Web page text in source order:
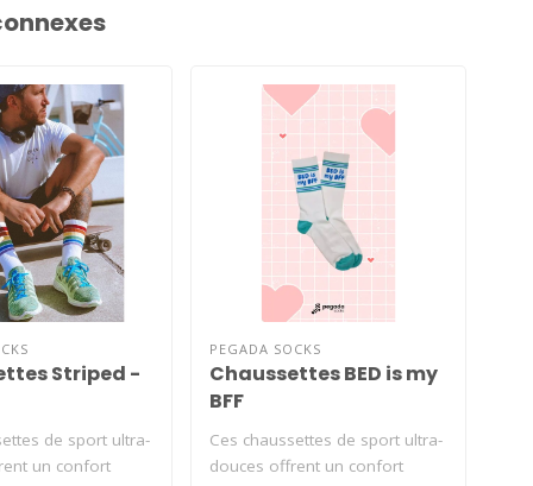
Striped -
de sport ultra-
un confort
PEGADA SOCKS
Chaussettes BED is my
BFF
Ces chaussettes de sport ultra-
douces offrent un confort